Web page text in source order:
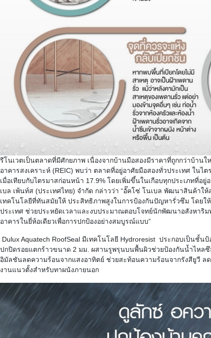
รีโนเวตเป็นตลาดที่มีศักยภาพ เนื่องจากบ้านมือสองมีราคาที่ถูกกว่าบ้านใ
อาคารสงเคราะห์ (REIC) พบว่า ตลาดที่อยู่อาศัยมือสองทั่วประเทศ ในไต
เมื่อเทียบกับไตรมาสก่อนหน้า 17.9% โดยเพิ่มขึ้นในเกือบทุกประเภทที่อยู่
เบล เพ้นท์ส (ประเทศไทย) จำกัด กล่าวว่า “อั๊คโซ่ โนเบล พัฒนาสินค้าให้
เทคโนโลยีที่ทันสมัยให้ ประสิทธิภาพสูงในการป้องกันปัญหารั่วซึม โดยใ
ประเทศ ช่วยประหยัดเวลาและงบประมาณตอบโจทย์นักพัฒนาอสังหาริม
อาคารในยี่ห้อเดียวเพื่อการปกป้องอย่างสมบูรณ์แบบ”
Dulux Aquatech RoofSeal มีเทคโนโลยี Hydroresist ประกอบเป็นชั้น
ปกปิดรอยแตกร้าวขนาด 2 มม ผสานรูพรุนบนพื้นผิวช่วยป้องกันน้ำไหลซึ
อิมัลชันลดความร้อนจากแสงอาทิตย์ ช่วยสะท้อนความร้อนจากรังสียูวี ล
งานแนวตั้งสำหรับทาผนังภายนอก